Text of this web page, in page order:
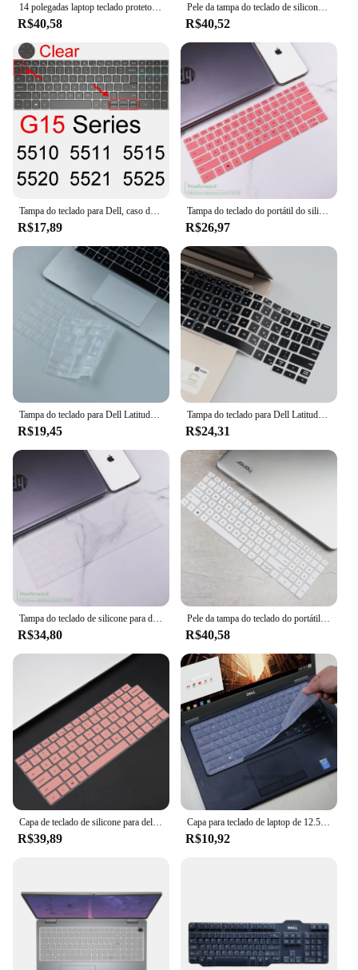
14 polegadas laptop teclado protetor tampa, dell latitude e7450, e7470, e5470, e7480, 5480, 5490, 7480, 7480, 7470, 7490
R$40,58
Pele da tampa do teclado de silicone para Dell, Dell Latitude 5540, 2023 Laptop, 13ª Geração, Dell Latitude 5520, 5521, 15 em, 2022, 2021
R$40,52
Tampa do teclado para Dell, caso da pele do protetor do silicone, Dell G3, jogo, G5, G7, 15, 17, G15, G16, 3500, 3579, 3590, 3779, 5500, 5587, SE, 5590
R$17,89
Tampa do teclado do portátil do silicone para Dell Latitude 14, Dell Inspiron 14, 3320, 3420, 14 Além disso 7420, Dell Inspiron 14 7435 7430 7425 7420
R$26,97
R$19,45
Tampa do teclado para Dell Latitude 3300, 5200, 5300, 7200, 7300, 3301, Pad Skin Protector Film, acessórios para laptop
R$24,31
R$34,80
Pele da tampa do teclado do portátil do silicone, Dell Inspiron 15 (2022), 3525, 3520, 5510, 5515, 5518, 7510, 3510, 3511, 3515, 2022, 15,6"
R$40,58
R$39,89
Capa para teclado de laptop de 12.5 polegadas, dell latitude 7290, 7280, 7380, 7390, e7370, 13.3, e7250, e5250, e7270, e5270, e7389, e5270
R$10,92